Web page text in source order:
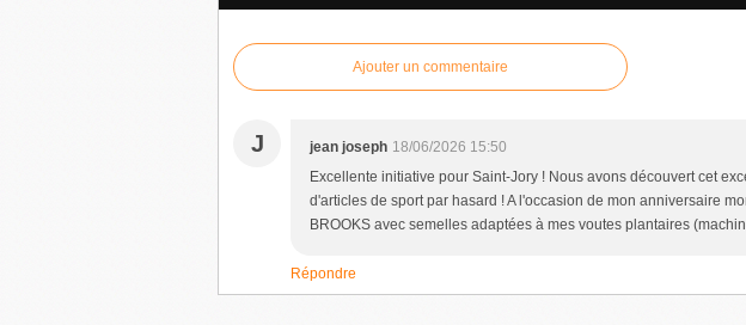
Ajouter un commentaire
J jean joseph 18/06/2026 15:50
Excellente initiative pour Saint-Jory ! Nous avons découvert cet
d'articles de sport par hasard ! A l'occasion de mon anniversaire
BROOKS avec semelles adaptées à mes voutes plantaires
Répondre